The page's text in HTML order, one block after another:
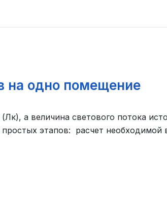
на одно помещение
а величина светового потока
этапов: расчет